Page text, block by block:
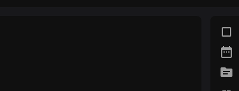
crop_square
date_range
source